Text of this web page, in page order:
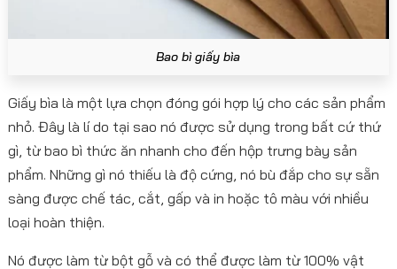
Bao bì giấy bìa
Giấy bìa là một lựa chọn đóng gói hợp lý cho các sản phẩm
nhỏ. Đây là lí do tại sao nó được sử dụng trong bất cứ thứ
gì, từ bao bì thức ăn nhanh cho đến hộp trưng bày sản
phẩm. Những gì nó thiếu là độ cứng, nó bù đắp cho sự sẵn
sàng được chế tác, cắt, gấp và in hoặc tô màu với nhiều
loại hoàn thiện.
Nó được làm từ bột gỗ và có thể được làm từ 100% vật